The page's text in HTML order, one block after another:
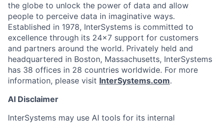
the globe to unlock the power of data and allow
people to perceive data in imaginative ways.
Established in 1978, InterSystems is committed to
excellence through its 24×7 support for customers
and partners around the world. Privately held and
headquartered in Boston, Massachusetts, InterSystems
has 38 offices in 28 countries worldwide. For more
information, please visit InterSystems.com.
AI Disclaimer
InterSystems may use AI tools for its internal